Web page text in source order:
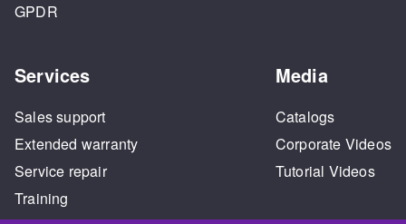
GPDR
Services
Sales support
Extended warranty
Service repair
Training
Media
Catalogs
Corporate Videos
Tutorial Videos